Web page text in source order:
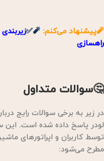
🧨پیشنهاد می‌کنم: 🧨✅
راهسازی
🤔سوالات متداول
در زیر به برخی سوالات رایج
لودر پاسخ داده شده است. این
توسط کاربران و اپراتورهای
مطرح می‌شود: